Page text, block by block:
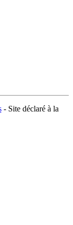
- Site déclaré à la